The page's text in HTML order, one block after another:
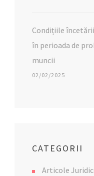
Condițiile
în perioada de
muncii
02/02/2025
CATEGORII
Articole